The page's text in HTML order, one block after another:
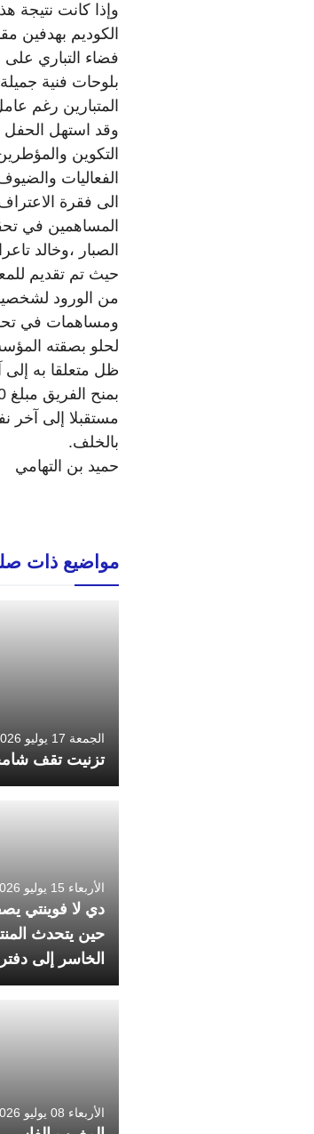
وإذا كانت نتيجة
الكوديم بهدفين
فضاء التباري
بلوحات فنية
المتبارين رغم
وقد استهل الحفل
التكوين
الفعاليات
الى فقرة
المساهمين في
الصبار ،وخالد
حيث تم تقديم
من الورود
ومساهمات في
لحلو بصقته
ظل متعلقا به
مستقبلا إلى آخر
بالخلف.
حميد بن التهامي
مواضيع ذات
الجمعة 17 يوليو 2026 - 7:57
تزنيت تقف
الأربعاء 15 يوليو 2026 - 9:17
دي لا فوينتي
حين يتحدث
الخاسر إلى دفتر
الأربعاء 08 يوليو 2026 - 12:05